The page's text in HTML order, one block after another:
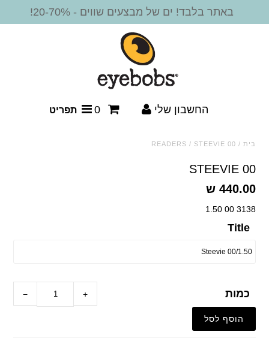
מסגרות משקפיים
משקפי שמש
משקפי שמש - קריאה
משקפי שמש ביפוקל
אביזרים
SALE
באתר בלבד! ים של מבצעים שווים - 20-70%!
החשבון שלי 0 תפריט
בית /
READERS / STEEVIE 00
STEEVIE 00
440.00 ש
3138 00 1.50
Title
כמות − +